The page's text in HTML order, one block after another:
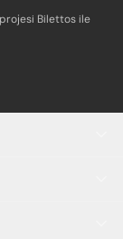
Bilettos ile